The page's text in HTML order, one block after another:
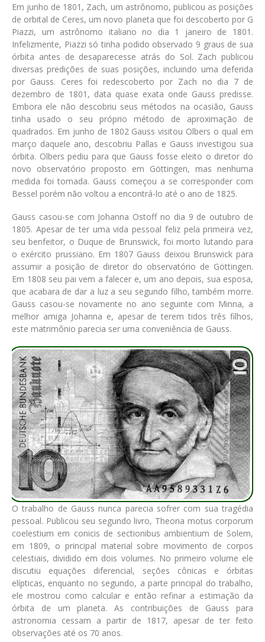
Em junho de 1801, Zach, um astrônomo, publicou as posições
de orbital de Ceres, um novo planeta que foi descoberto por G
Piazzi, um astrônomo italiano no dia 1 janeiro de 1801.
Infelizmente, Piazzi só tinha podido observado 9 graus de sua
órbita antes de desaparecesse atrás do Sol. Zach publicou
diversas predições de suas posições, incluindo uma deferida
por Gauss. Ceres foi redescoberto por Zach no dia 7 de
dezembro de 1801, data quase exata onde Gauss predisse.
Embora ele não descobriu seus métodos na ocasião, Gauss
tinha usado o seu próprio método de aproximação de
quadrados. Em junho de 1802 Gauss visitou Olbers o qual em
março daquele ano, descobriu Pallas e Gauss investigou sua
órbita. Olbers pediu para que Gauss fosse eleito o diretor do
novo observatório proposto em Göttingen, mas nenhuma
medida foi tomada. Gauss começou a se corresponder com
Bessel porém não voltou a encontrá-lo até o ano de 1825.
Gauss casou-se com Johanna Ostoff no dia 9 de outubro de
1805. Apesar de ter uma vida pessoal feliz pela primeira vez,
seu benfeitor, o Duque de Brunswick, foi morto lutando para
o exército prussiano. Em 1807 Gauss deixou Brunswick para
assumir a posição de diretor do observatório de Göttingen.
Em 1808 seu pai vem a falecer e, um ano depois, sua esposa,
que acabara de dar a luz a seu segundo filho, também morre.
Gauss casou-se novamente no ano seguinte com Minna, a
melhor amiga Johanna e, apesar de terem tidos três filhos,
este matrimônio parecia ser uma conveniência de Gauss.
O trabalho de Gauss nunca parecia sofrer com sua tragédia
pessoal. Publicou seu segundo livro, Theoria motus corporum
coelestium em conicis de sectionibus ambientium de Solem,
em 1809, o principal material sobre movimento de corpos
celestiais, dividido em dois volumes. No primeiro volume ele
discutiu equações diferencial, seções cônicas e órbitas
elípticas, enquanto no segundo, a parte principal do trabalho,
ele mostrou como calcular e então refinar a estimação da
órbita de um planeta. As contribuições de Gauss para
astronomia cessam a partir de 1817, apesar de ter feito
observações até os 70 anos.